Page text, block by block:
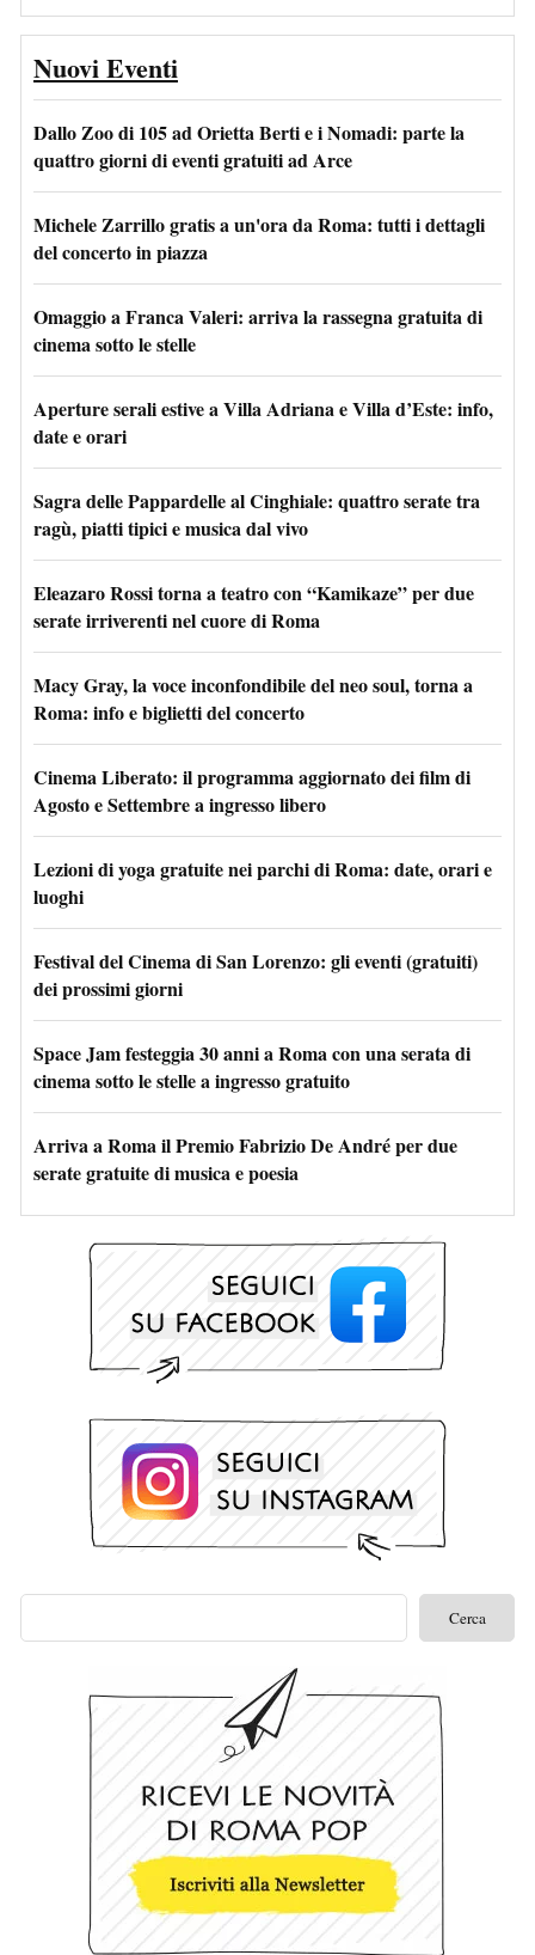
Nuovi Eventi
Dallo Zoo di 105 ad Orietta Berti e i Nomadi: parte la
quattro giorni di eventi gratuiti ad Arce
Michele Zarrillo gratis a un'ora da Roma: tutti i dettagli
del concerto in piazza
Omaggio a Franca Valeri: arriva la rassegna gratuita di
cinema sotto le stelle
Aperture serali estive a Villa Adriana e Villa d’Este: info,
date e orari
Sagra delle Pappardelle al Cinghiale: quattro serate tra
ragù, piatti tipici e musica dal vivo
Eleazaro Rossi torna a teatro con “Kamikaze” per due
serate irriverenti nel cuore di Roma
Macy Gray, la voce inconfondibile del neo soul, torna a
Roma: info e biglietti del concerto
Cinema Liberato: il programma aggiornato dei film di
Agosto e Settembre a ingresso libero
Lezioni di yoga gratuite nei parchi di Roma: date, orari e
luoghi
Festival del Cinema di San Lorenzo: gli eventi (gratuiti)
dei prossimi giorni
Space Jam festeggia 30 anni a Roma con una serata di
cinema sotto le stelle a ingresso gratuito
Arriva a Roma il Premio Fabrizio De André per due
serate gratuite di musica e poesia